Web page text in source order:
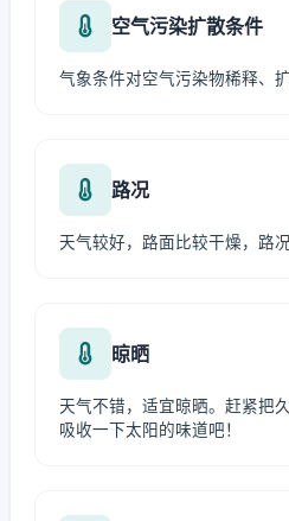
空气污染扩散条件
气象条件对空气污染物稀释、
路况
天气较好，路面比较干燥，路况
晾晒
天气不错，适宜晾晒。赶紧把
吸收一下太阳的味道吧！